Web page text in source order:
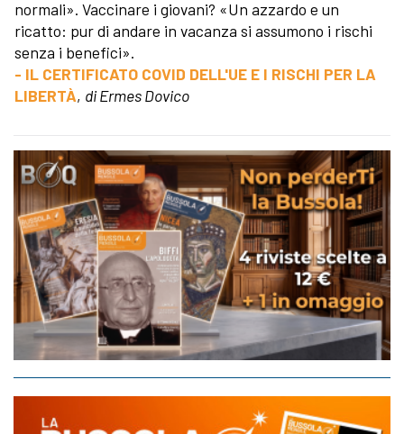
normali». Vaccinare i giovani? «Un azzardo e un
ricatto: pur di andare in vacanza si assumono i rischi
senza i benefici».
- IL CERTIFICATO COVID DELL'UE E I RISCHI PER LA
LIBERTÀ, di Ermes Dovico